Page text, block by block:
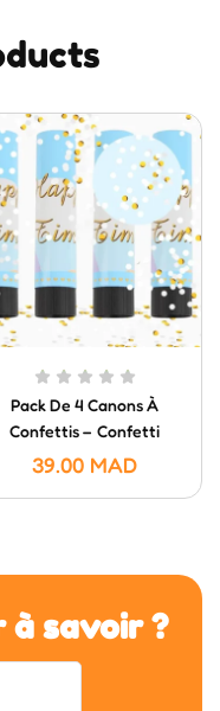
Pack De 4 Canons À
Confettis – Confetti
Poppers (20 Cm)
39.00 MAD
à savoir ?